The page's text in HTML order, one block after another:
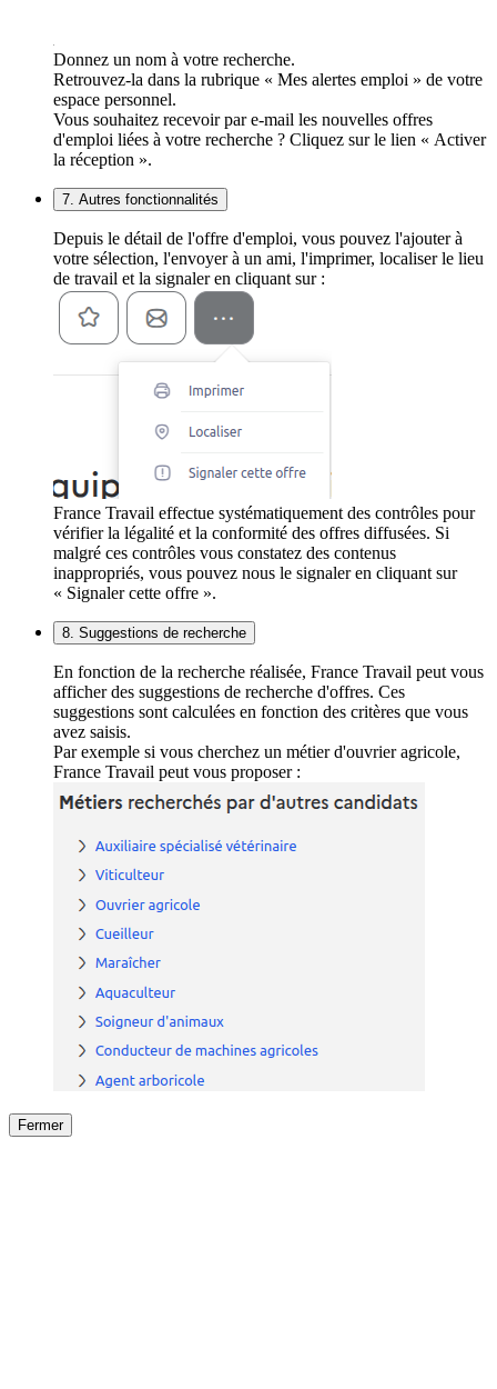
Donnez un nom à votre recherche.
Retrouvez-la dans la rubrique « Mes alertes emploi » de votre
espace personnel.
Vous souhaitez recevoir par e-mail les nouvelles offres
d'emploi liées à votre recherche ? Cliquez sur le lien « Activer
la réception ».
7. Autres fonctionnalités
Depuis le détail de l'offre d'emploi, vous pouvez l'ajouter à
votre sélection, l'envoyer à un ami, l'imprimer, localiser le lieu
de travail et la signaler en cliquant sur :
France Travail effectue systématiquement des contrôles pour
vérifier la légalité et la conformité des offres diffusées. Si
malgré ces contrôles vous constatez des contenus
inappropriés, vous pouvez nous le signaler en cliquant sur
« Signaler cette offre ».
8. Suggestions de recherche
En fonction de la recherche réalisée, France Travail peut vous
afficher des suggestions de recherche d'offres. Ces
suggestions sont calculées en fonction des critères que vous
avez saisis.
Par exemple si vous cherchez un métier d'ouvrier agricole,
France Travail peut vous proposer :
Fermer